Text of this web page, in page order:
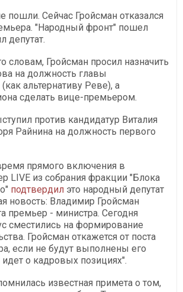
пошли. Сейчас Гройсман отказался
"Народный фронт" пошел
депутат.
словам, Гройсман просил назначить
на должность главы
альтернативу Реве), а
сделать вице-премьером.
против кандидатур Виталия
Райнина на должность первого
прямого включения в
LIVE из собрания фракции "Блока
подтвердил это народный депутат
новость: Владимир Гройсман
премьер - министра. Сегодня
сместились на формирование
Гройсман откажется от поста
если не будут выполнены его
идет о кадровых позициях".
известная примета о том,